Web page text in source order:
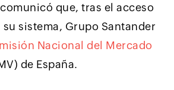
comunicó que, tras el acceso
sistema, Grupo Santander
Nacional del Mercado
de España.